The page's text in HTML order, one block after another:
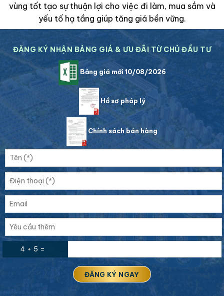
vùng tốt tạo sự thuận lợi cho việc đi làm, mua sắm và
yếu tố hạ tầng giúp tăng giá bền vững.
ĐĂNG KÝ NHẬN BẢNG GIÁ & ƯU ĐÃI TỪ CHỦ ĐẦU TƯ
Bảng giá mới 10/08/2026
Hồ sơ pháp lý
Chính sách bán hàng
4 + 5 =